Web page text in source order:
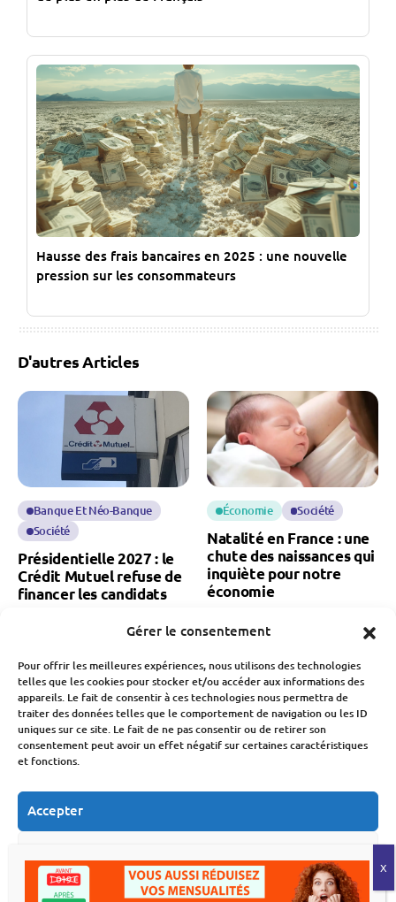
Gérer le consentement
Pour offrir les meilleures expériences, nous utilisons des technologies
telles que les cookies pour stocker et/ou accéder aux informations des
appareils. Le fait de consentir à ces technologies nous permettra de
traiter des données telles que le comportement de navigation ou les ID
uniques sur ce site. Le fait de ne pas consentir ou de retirer son
consentement peut avoir un effet négatif sur certaines caractéristiques
et fonctions.
Accepter
Voir les préférences
Hausse des frais bancaires en 2025 : une nouvelle
pression sur les consommateurs
D'autres Articles
Banque Et Néo-Banque
Société
Présidentielle 2027 : le
Crédit Mutuel refuse de
financer les candidats
Économie Société
Natalité en France : une
chute des naissances qui
inquiète pour notre
économie
7 Août 2026
Incendies 2026 : une
facture qui s’élève déjà à
Fabien Monvoisin
6 Août 2026
secteur traverse sa pire
Fabien Monvoisin
6 Août 2026